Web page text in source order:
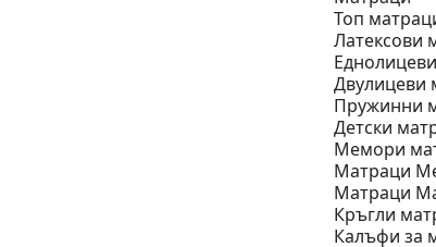
Топ
Латексови
Двулицеви
Пружинни
Детски
Мемори
Mатраци
Матраци
Кръгли
Калъфи за